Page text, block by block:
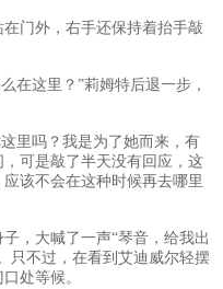
门外，右手还保持着抬手敲
这里？”莉姆特后退一步，
吗？我是为了她而来，有
可是敲了半天没有回应，这
该不会在这种时候再去哪里
，大喊了一声“琴音，给我出
只不过，在看到艾迪威尔轻摆
处等候。